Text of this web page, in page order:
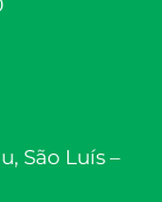
São Luís –